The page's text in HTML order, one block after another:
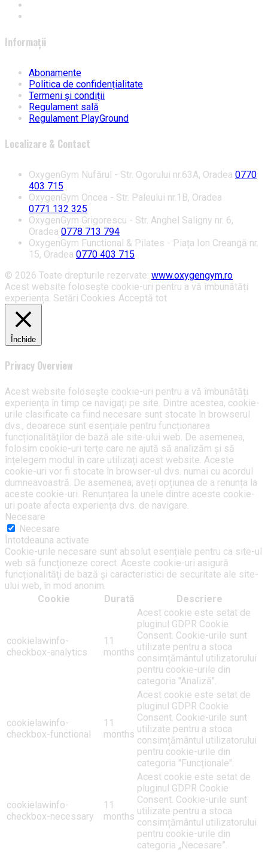
Informații
Abonamente
Politica de confidențialitate
Termeni și condiții
Regulament sală
Regulament PlayGround
Localizare & Contact
OxygenGym Nufărul - Str. Ogorului nr.63A, Oradea 0770
403 715
OxygenGym Oncea - Str. Paleului nr.1B, Oradea
0771 132 325
OxygenGym Grigorescu - Str. Anghel Saligny nr. 6,
Oradea 0778 713 794
OxygenGym Functional & Pilates - Piața Ion Creangă nr.
15, Oradea 0770 403 715
© 2026 Toate drepturile rezervate: www.oxygengym.ro
Acest website folosește cookie-uri pentru a vă îmbunătăți
experiența. Setări Cookies Acceptă tot
Închide
Privacy Overview
Acest website folosește cookie-uri pentru a vă îmbunătăți
experiența în timp ce navigați pe site. Dintre acestea, cookie-
urile clasificate ca fiind necesare sunt stocate în browserul
dvs., deoarece sunt esențiale pentru funcționarea
funcționalităților de bază ale site-ului web. De asemenea,
folosim cookie-uri terțe care ne ajută să analizăm și să
înțelegem modul în care utilizați acest website. Aceste
cookie-uri vor fi stocate în browser-ul dvs. numai cu acordul
dumneavoastră. De asemenea, aveți opțiunea de a renunța la
aceste cookie-uri. Renunțarea la unele dintre aceste cookie-
uri poate afecta experiența dvs. de navigare.
Necesare
Necesare
Întotdeauna activate
Cookie-urile necesare sunt absolut esențiale pentru ca site-ul
web să funcționeze corect. Aceste cookie-uri asigură
funcționalități de bază și caracteristici de securitate ale site-
ului web, în mod anonim.
Cookie
Durată Descriere
cookielawinfo-
checkbox-analytics
11
months
Acest cookie este setat de
pluginul GDPR Cookie
Consent. Cookie-urile sunt
utilizate pentru a stoca
consimțământul utilizatorului
pentru cookie-urile din
categoria "Analiză".
cookielawinfo-
checkbox-functional
11
months
Acest cookie este setat de
pluginul GDPR Cookie
Consent. Cookie-urile sunt
utilizate pentru a stoca
consimțământul utilizatorului
pentru cookie-urile din
categoria "Funcționale".
cookielawinfo-
checkbox-necessary
11
months
Acest cookie este setat de
pluginul GDPR Cookie
Consent. Cookie-urile sunt
utilizate pentru a stoca
consimțământul utilizatorului
pentru cookie-urile din
categoria „Necesare”.